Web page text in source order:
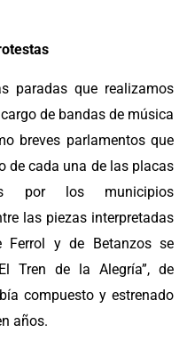
paradas que realizamos
de bandas de música
breves parlamentos que
de cada una de las placas
por los municipios
las piezas interpretadas
Ferrol y de Betanzos se
Tren de la Alegría”, de
compuesto y estrenado
años.